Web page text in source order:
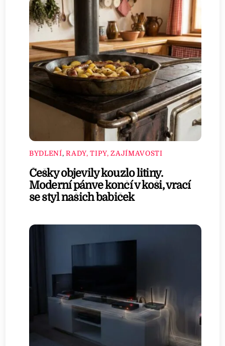
BYDLENÍ,RADY, TIPY, ZAJÍMAVOSTI
Češky objevily kouzlo litiny.
Moderní pánve končí v koši, vrací
se styl našich babiček